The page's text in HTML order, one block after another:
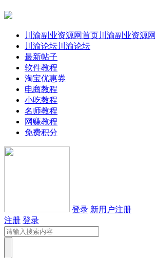
川渝副业资源网首页川渝副业资源网
川渝论坛川渝论坛
最新帖子
软件教程
淘宝优惠券
电商教程
小吃教程
名师教程
网赚教程
免费积分
登录 新用户注册
注册 登录